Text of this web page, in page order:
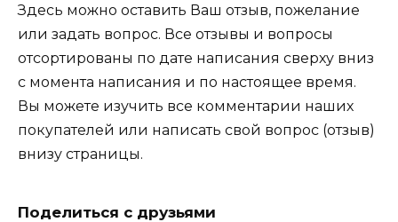
Здесь можно оставить Ваш отзыв, пожелание
или задать вопрос. Все отзывы и вопросы
отсортированы по дате написания сверху вниз
с момента написания и по настоящее время.
Вы можете изучить все комментарии наших
покупателей или написать свой вопрос (отзыв)
внизу страницы.
Поделиться с друзьями